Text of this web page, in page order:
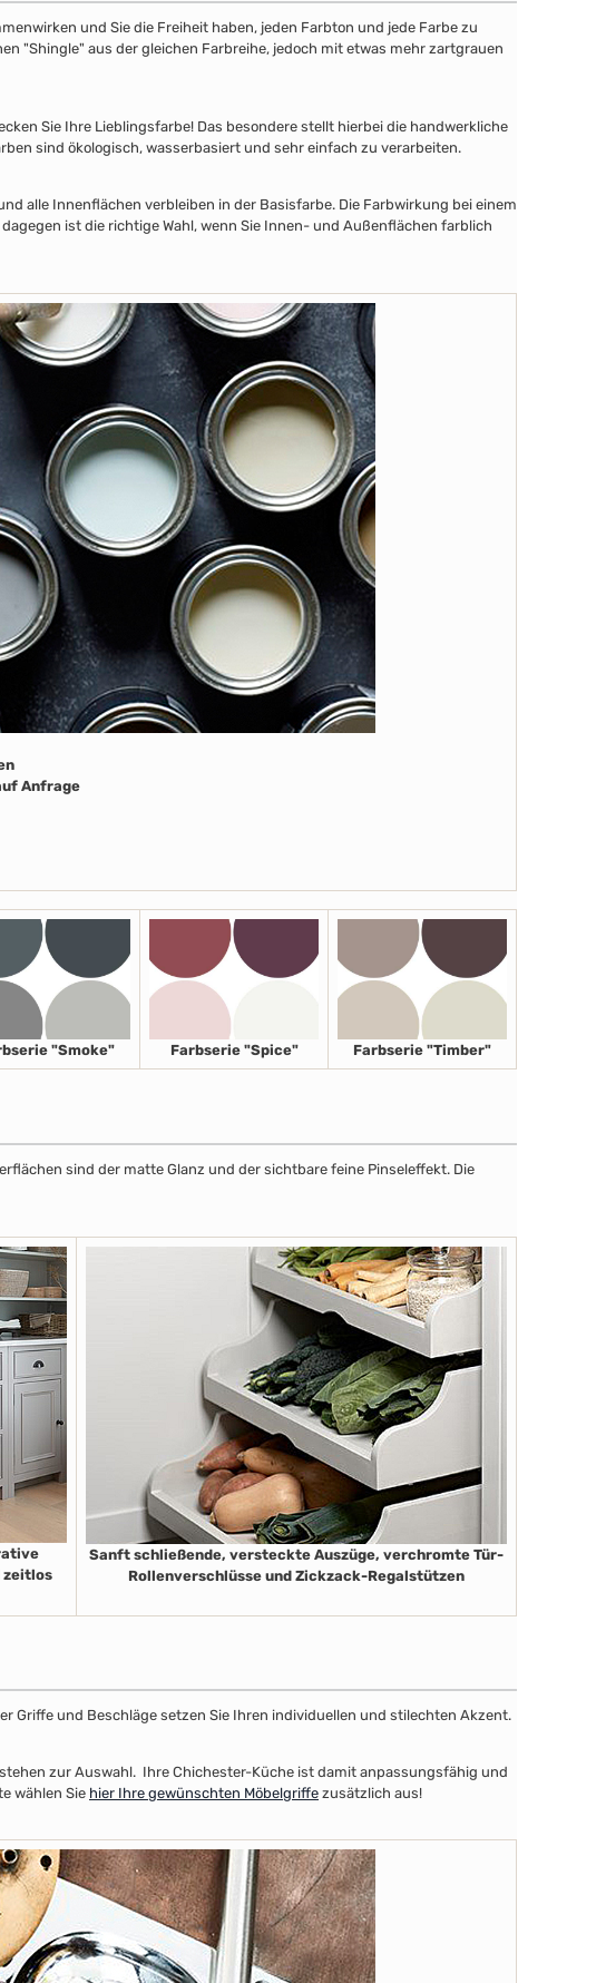
und Sie die Freiheit haben, jeden Farbton und jede Farbe zu
"Shingle" aus der gleichen Farbreihe, jedoch mit etwas mehr zartgrauen
Sie Ihre Lieblingsfarbe! Das besondere stellt hierbei die handwerkliche
sind ökologisch, wasserbasiert und sehr einfach zu verarbeiten.
alle Innenflächen verbleiben in der Basisfarbe. Die Farbwirkung bei einem
ist die richtige Wahl, wenn Sie Innen- und Außenflächen farblich
Anfrage
"Smoke" Farbserie "Spice" Farbserie "Timber"
sind der matte Glanz und der sichtbare feine Pinseleffekt. Die
zeitlos
Sanft schließende, versteckte Auszüge, verchromte Tür-
Rollenverschlüsse und Zickzack-Regalstützen
Griffe und Beschläge setzen Sie Ihren individuellen und stilechten Akzent.
zur Auswahl. Ihre Chichester-Küche ist damit anpassungsfähig und
wählen Sie hier Ihre gewünschten Möbelgriffe zusätzlich aus!